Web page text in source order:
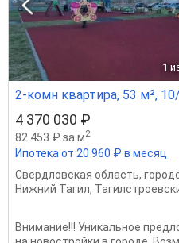
1
2-комн квартира, 53 м²,
4 370 030 ₽
82 453 ₽ за м2
Ипотека от 20 960 ₽ в месяц
Свердловская область,
Нижний Тагил,
Внимание!!! Уникальное